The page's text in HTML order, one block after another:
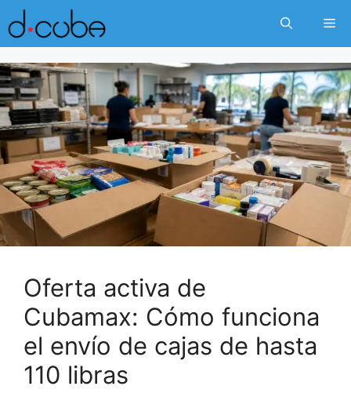
Skip
to
content
Oferta activa de
Cubamax: Cómo funciona
el envío de cajas de hasta
110 libras